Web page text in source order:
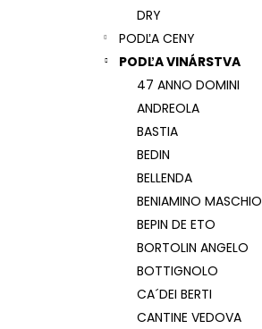
DRY
PODĽA CENY
PODĽA VINÁRSTVA
47 ANNO DOMINI
ANDREOLA
BASTIA
BEDIN
BELLENDA
BENIAMINO MASCHIO
BEPIN DE ETO
BORTOLIN ANGELO
BOTTIGNOLO
CA´DEI BERTI
CANTINE VEDOVA